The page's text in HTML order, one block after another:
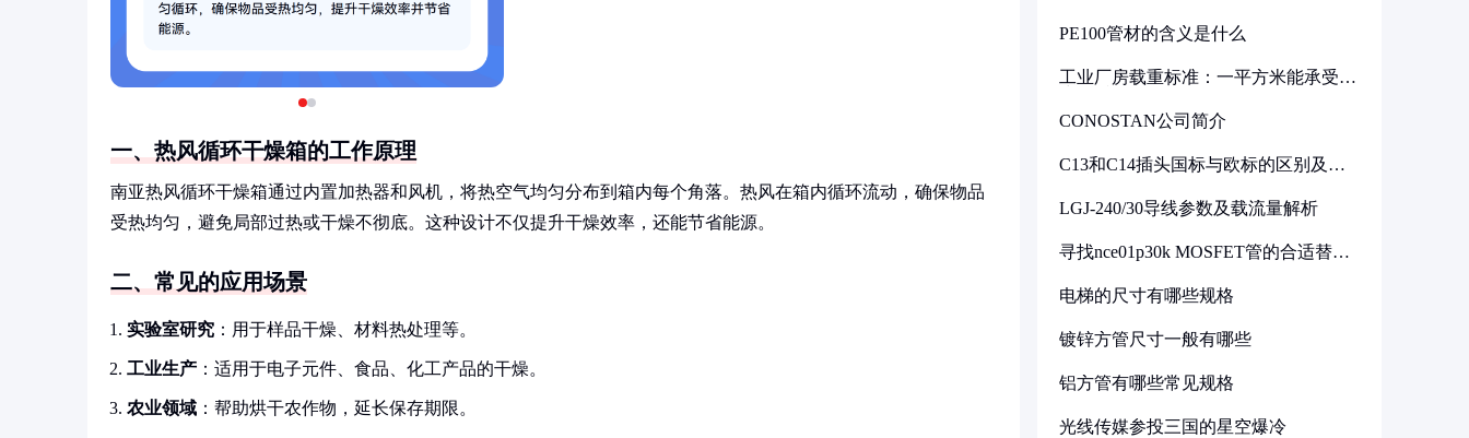
一、热风循环干燥箱的工作原理
南亚热风循环干燥箱通过内置加热器和风机，将热空气均匀分布到箱内每个角落。热风在箱内循环流动，确保物品
受热均匀，避免局部过热或干燥不彻底。这种设计不仅提升干燥效率，还能节省能源。
二、常见的应用场景
实验室研究 ：用于样品干燥、材料热处理等。
工业生产 ：适用于电子元件、食品、化工产品的干燥。
农业领域 ：帮助烘干农作物，延长保存期限。
PE100管材的含义是什么
工业厂房载重标准：一平方米能承受多
CONOSTAN公司简介
C13和C14插头国标与欧标的区别及其
LGJ-240/30导线参数及载流量解析
寻找nce01p30k MOSFET管的合适替代
电梯的尺寸有哪些规格
镀锌方管尺寸一般有哪些
铝方管有哪些常见规格
光线传媒参投三国的星空爆冷